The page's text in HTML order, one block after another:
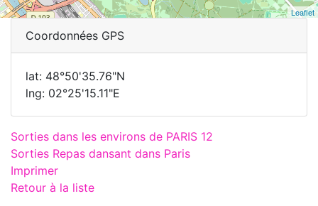
Leaflet
Coordonnées GPS
lat: 48°50'35.76"N
lng: 02°25'15.11"E
Sorties dans les environs de PARIS 12
Sorties Repas dansant dans Paris
Imprimer
Retour à la liste